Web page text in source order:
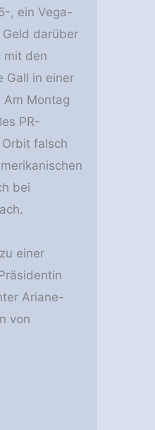
, ein Vega-
darüber
mit den
Gall in einer
Montag
PR-
falsch
bei
einer
Ariane-
von